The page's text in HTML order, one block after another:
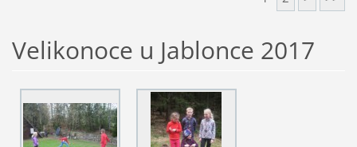
Velikonoce u Jablonce 2017